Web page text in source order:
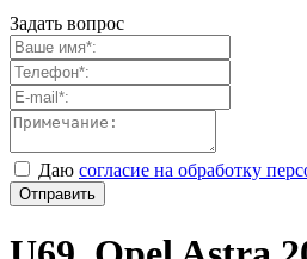
Задать вопрос
Даю согласие на обработку
Отправить